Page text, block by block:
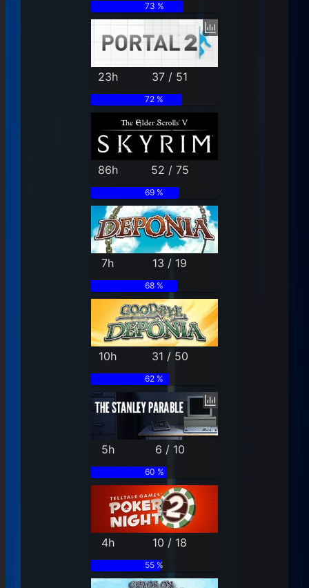
73 %
23h 37 / 51
72 %
86h 52 / 75
69 %
7h 13 / 19
68 %
10h 31 / 50
62 %
5h 6 / 10
60 %
4h 10 / 18
55 %